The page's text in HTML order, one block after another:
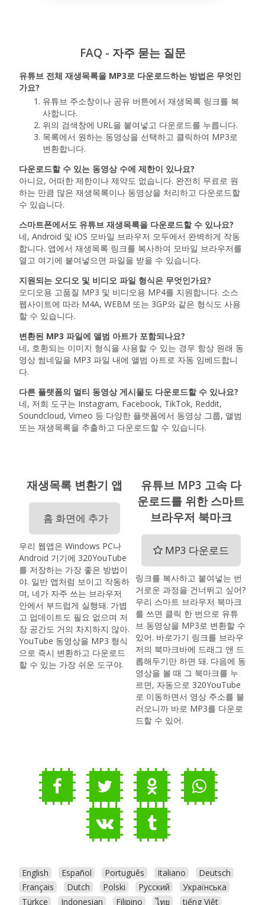
FAQ - 자주 묻는 질문
유튜브 전체 재생목록을 MP3로 다운로드하는 방법은 무엇인
가요?
유튜브 주소창이나 공유 버튼에서 재생목록 링크를 복
사합니다.
위의 검색창에 URL을 붙여넣고 다운로드를 누릅니다.
목록에서 원하는 동영상을 선택하고 클릭하여 MP3로
변환합니다.
다운로드할 수 있는 동영상 수에 제한이 있나요?
아니요, 어떠한 제한이나 제약도 없습니다. 완전히 무료로 원
하는 만큼 많은 재생목록이나 동영상을 처리하고 다운로드할
수 있습니다.
스마트폰에서도 유튜브 재생목록을 다운로드할 수 있나요?
네, Android 및 iOS 모바일 브라우저 모두에서 완벽하게 작동
합니다. 앱에서 재생목록 링크를 복사하여 모바일 브라우저를
열고 여기에 붙여넣으면 파일을 받을 수 있습니다.
지원되는 오디오 및 비디오 파일 형식은 무엇인가요?
오디오용 고품질 MP3 및 비디오용 MP4를 지원합니다. 소스
웹사이트에 따라 M4A, WEBM 또는 3GP와 같은 형식도 사용
할 수 있습니다.
변환된 MP3 파일에 앨범 아트가 포함되나요?
네, 호환되는 이미지 형식을 사용할 수 있는 경우 항상 원래 동
영상 썸네일을 MP3 파일 내에 앨범 아트로 자동 임베드합니
다.
다른 플랫폼의 멀티 동영상 게시물도 다운로드할 수 있나요?
네, 저희 도구는 Instagram, Facebook, TikTok, Reddit,
Soundcloud, Vimeo 등 다양한 플랫폼에서 동영상 그룹, 앨범
또는 재생목록을 추출하고 다운로드할 수 있습니다.
재생목록 변환기 앱
홈 화면에 추가
우리 웹앱은 Windows PC나
Android 기기에 320YouTube
를 저장하는 가장 좋은 방법이
야. 일반 앱처럼 보이고 작동하
며, 네가 자주 쓰는 브라우저
안에서 부드럽게 실행돼. 가볍
고 업데이트도 필요 없으며 저
장 공간도 거의 차지하지 않아.
YouTube 동영상을 MP3 형식
으로 즉시 변환하고 다운로드
할 수 있는 가장 쉬운 도구야.
유튜브 MP3 고속 다
운로드를 위한 스마트
브라우저 북마크
MP3 다운로드
링크를 복사하고 붙여넣는 번
거로운 과정을 건너뛰고 싶어?
우리 스마트 브라우저 북마크
를 쓰면 클릭 한 번으로 유튜
브 동영상을 MP3로 변환할 수
있어. 바로가기 링크를 브라우
저의 북마크바에 드래그 앤 드
롭해두기만 하면 돼. 다음에 동
영상을 볼 때 그 북마크를 누
르면, 자동으로 320YouTube
로 이동하면서 영상 주소를 불
러오니까 바로 MP3를 다운로
드할 수 있어.
English Español Português Italiano
Deutsch
Français
Dutch Polski Русский
Українська
Türkçe
Indonesian Filipino ไทย tiếng Việt